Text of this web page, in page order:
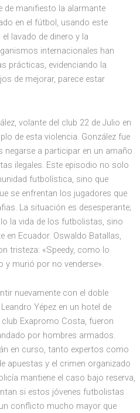
de manifiesto la alarmante
en el fútbol, usando este
lavado de dinero y la
internacionales han
prácticas, evidenciando la
de mejorar, parece estar
volante del club 22 de Julio en
de esta violencia. González fue
a participar en un amaño
ilegales. Este episodio no solo
futbolística, sino que
se enfrentan los jugadores que
La situación es desesperante;
la vida de los futbolistas, sino
en Ecuador. Oswaldo Batallas,
tristeza: «Speedy, como lo
murió por no venderse».
nuevamente con el doble
Yépez en un hotel de
Exapromo Costa, fueron
por hombres armados.
en curso, tanto expertos como
apuestas y el crimen organizado
mantiene el caso bajo reserva,
si estos jóvenes futbolistas
conflicto mucho mayor que